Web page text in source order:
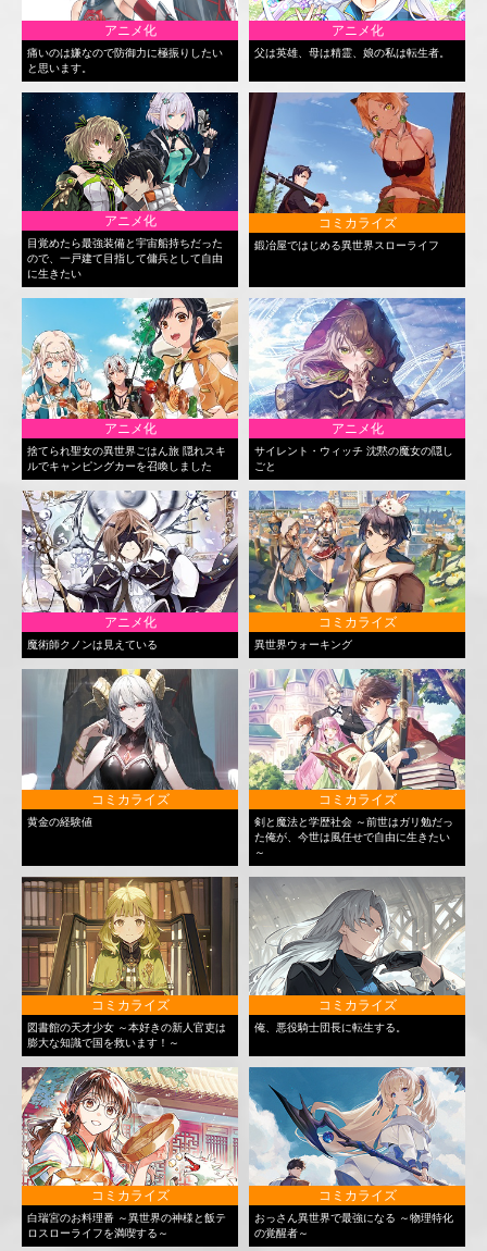
アニメ化
痛いのは嫌なので防御力に極振りしたい
と思います。
アニメ化
父は英雄、母は精霊、娘の私は転生者。
アニメ化
目覚めたら最強装備と宇宙船持ちだった
ので、一戸建て目指して傭兵として自由
に生きたい
コミカライズ
鍛冶屋ではじめる異世界スローライフ
アニメ化
捨てられ聖女の異世界ごはん旅 隠れスキ
ルでキャンピングカーを召喚しました
アニメ化
サイレント・ウィッチ 沈黙の魔女の隠し
ごと
アニメ化
魔術師クノンは見えている
コミカライズ
異世界ウォーキング
コミカライズ
黄金の経験値
コミカライズ
剣と魔法と学歴社会 ～前世はガリ勉だっ
た俺が、今世は風任せで自由に生きたい
～
コミカライズ
図書館の天才少女 ～本好きの新人官吏は
膨大な知識で国を救います！～
コミカライズ
俺、悪役騎士団長に転生する。
コミカライズ
白瑞宮のお料理番 ～異世界の神様と飯テ
ロスローライフを満喫する～
コミカライズ
おっさん異世界で最強になる ～物理特化
の覚醒者～